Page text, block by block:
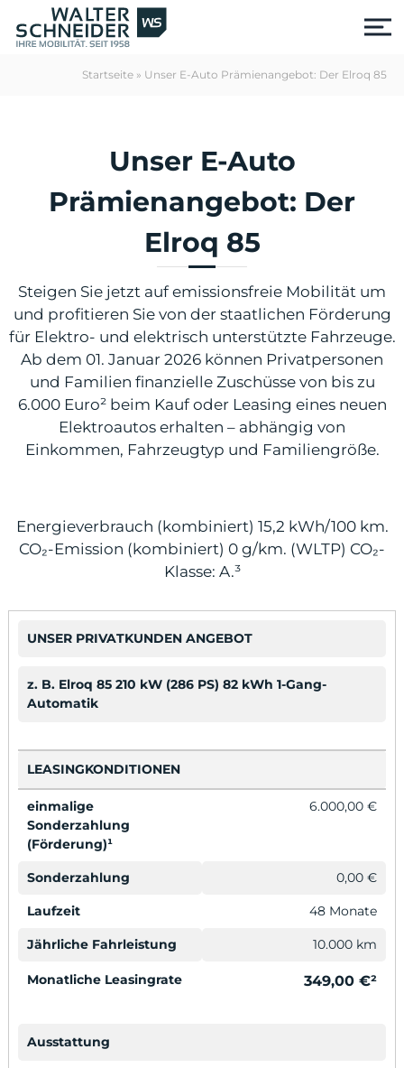
Startseite » Unser E-Auto Prämienangebot: Der Elroq 85
Unser E-Auto
Prämienangebot: Der
Elroq 85
Steigen Sie jetzt auf emissionsfreie Mobilität um
und profitieren Sie von der staatlichen Förderung
für Elektro- und elektrisch unterstützte Fahrzeuge.
Ab dem 01. Januar 2026 können Privatpersonen
und Familien finanzielle Zuschüsse von bis zu
6.000 Euro² beim Kauf oder Leasing eines neuen
Elektroautos erhalten – abhängig von
Einkommen, Fahrzeugtyp und Familiengröße.
Energieverbrauch (kombiniert) 15,2 kWh/100 km.
CO₂-Emission (kombiniert) 0 g/km. (WLTP) CO₂-
Klasse: A.³
UNSER PRIVATKUNDEN ANGEBOT
z. B. Elroq 85 210 kW (286 PS) 82 kWh 1-Gang-
Automatik
LEASINGKONDITIONEN
einmalige
Sonderzahlung
(Förderung)¹
6.000,00 €
Sonderzahlung 0,00 €
Laufzeit 48 Monate
Jährliche Fahrleistung 10.000 km
Monatliche Leasingrate 349,00 €²
Ausstattung